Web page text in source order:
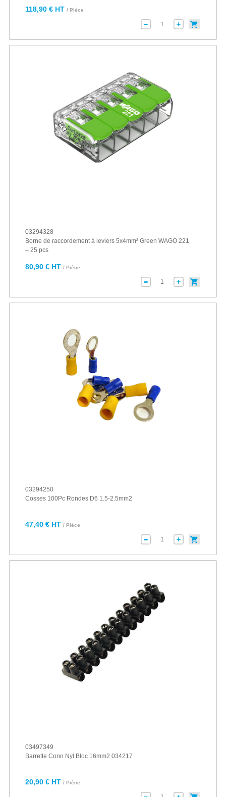
118,90 € HT / Pièce
03294328
Borne de raccordement à leviers 5x4mm² Green WAGO 221
– 25 pcs
80,90 € HT / Pièce
03294250
Cosses 100Pc Rondes D6 1.5-2.5mm2
47,40 € HT / Pièce
03497349
Barrette Conn Nyl Bloc 16mm2 034217
20,90 € HT / Pièce